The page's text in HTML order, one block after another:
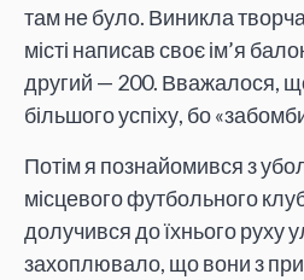
там не було. Виникла
місті написав своє ім’я
другий — 200. Вважалося,
більшого успіху, бо
Потім я познайомився з
місцевого футбольного
долучився до їхнього руху
захоплювало, що вони з